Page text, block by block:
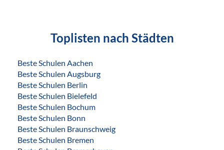
Toplisten nach Städten
Beste Schulen Aachen
Beste Schulen Augsburg
Beste Schulen Berlin
Beste Schulen Bielefeld
Beste Schulen Bochum
Beste Schulen Bonn
Beste Schulen Braunschweig
Beste Schulen Bremen